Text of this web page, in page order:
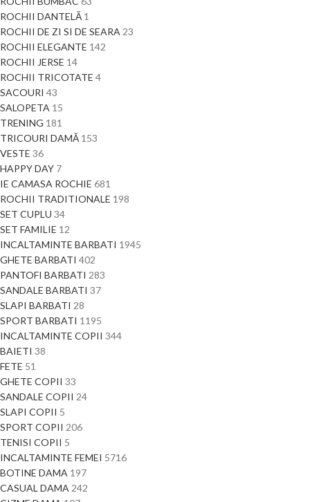
ROCHII DANTELĂ 1
ROCHII DE ZI SI DE SEARA 23
ROCHII ELEGANTE 142
ROCHII JERSE 14
ROCHII TRICOTATE 4
SACOURI 43
SALOPETA 15
TRENING 181
TRICOURI DAMĂ 153
VESTE 36
HAPPY DAY 7
IE CAMASA ROCHIE 681
ROCHII TRADITIONALE 198
SET CUPLU 34
SET FAMILIE 12
INCALTAMINTE BARBATI 1945
GHETE BARBATI 402
PANTOFI BARBATI 283
SANDALE BARBATI 37
SLAPI BARBATI 28
SPORT BARBATI 1195
INCALTAMINTE COPII 344
BAIETI 38
FETE 51
GHETE COPII 33
SANDALE COPII 24
SLAPI COPII 5
SPORT COPII 206
TENISI COPII 5
INCALTAMINTE FEMEI 5716
BOTINE DAMA 197
CASUAL DAMA 242